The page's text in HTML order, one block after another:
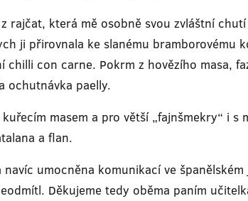
rajčat, která mě osobně svou zvláštní
ji přirovnala ke slanému bramborovému
chilli con carne. Pokrm z hovězího masa,
ochutnávka paelly.
masem a pro větší „fajnšmekry“ i
a flan.
umocněna komunikací ve
Děkujeme tedy oběma paním